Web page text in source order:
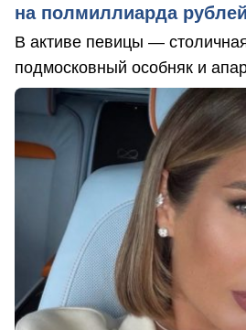
на полмиллиарда рублей
В активе певицы —
подмосковный особняк и